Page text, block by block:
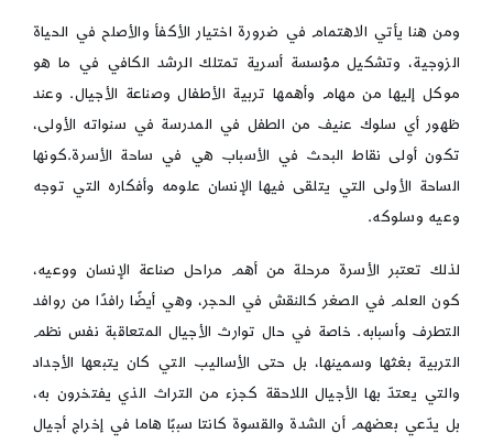
ومن هنا يأتي الاهتمام في ضرورة اختيار الأكفأ والأصلح في الحياة
الزوجية، وتشكيل مؤسسة أسرية تمتلك الرشد الكافي في ما هو
موكل إليها من مهام وأهمها تربية الأطفال وصناعة الأجيال. وعند
ظهور أي سلوك عنيف من الطفل في المدرسة في سنواته الأولى،
تكون أولى نقاط البحث في الأسباب هي في ساحة الأسرة.كونها
الساحة الأولى التي يتلقى فيها الإنسان علومه وأفكاره التي توجه
وعيه وسلوكه.
لذلك تعتبر الأسرة مرحلة من أهم مراحل صناعة الإنسان ووعيه،
كون العلم في الصغر كالنقش في الحجر، وهي أيضًا رافدًا من روافد
التطرف وأسبابه. خاصة في حال توارث الأجيال المتعاقبة نفس نظم
التربية بغثها وسمينها، بل حتى الأساليب التي كان يتبعها الأجداد
والتي يعتدّ بها الأجيال اللاحقة كجزء من التراث الذي يفتخرون به،
بل يدّعي بعضهم أن الشدة والقسوة كانتا سببًا هاما في إخراج أجيال